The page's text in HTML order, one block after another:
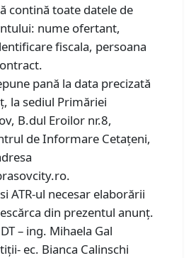
contină toate datele de
nume ofertant,
fiscala, persoana
pană la data precizată
la sediul Primăriei
B.dul Eroilor nr.8,
de Informare Cetațeni,
ATR-ul necesar elaborării
din prezentul anunț.
– ing. Mihaela Gal
ec. Bianca Calinschi